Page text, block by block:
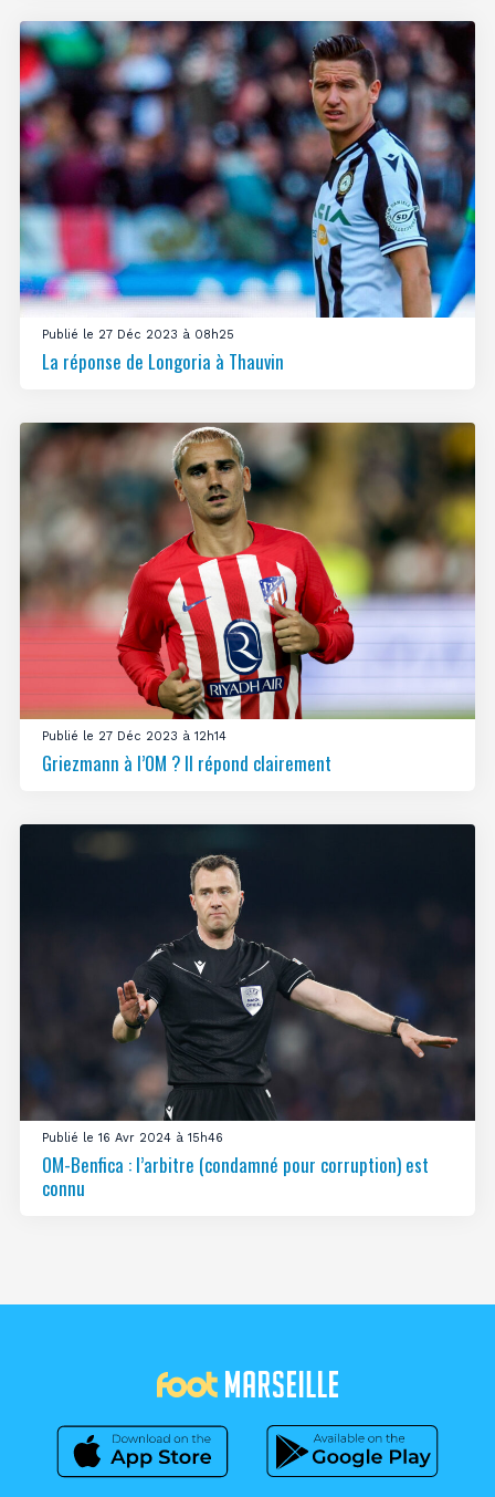
Publié le 27 Déc 2023 à 08h25
La réponse de Longoria à Thauvin
Publié le 27 Déc 2023 à 12h14
Griezmann à l’OM ? Il répond clairement
Publié le 16 Avr 2024 à 15h46
OM-Benfica : l’arbitre (condamné pour corruption) est
connu